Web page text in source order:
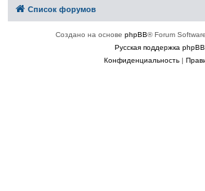
Список форумов
Создано на основе phpBB® Forum
Русская поддержка phpBB
Конфиденциальность|